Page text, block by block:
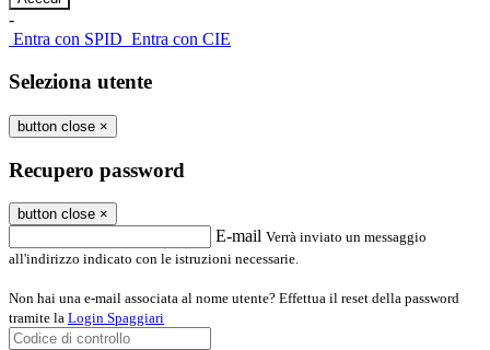
-
Entra con SPID Entra con CIE
Seleziona utente
button close ×
Recupero password
button close ×
E-mail Verrà inviato un messaggio
all'indirizzo indicato con le istruzioni necessarie.
Non hai una e-mail associata al nome utente? Effettua il reset della password
tramite la Login Spaggiari